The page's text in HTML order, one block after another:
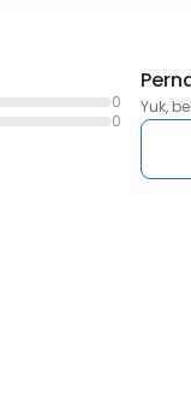
0
0
Yuk,